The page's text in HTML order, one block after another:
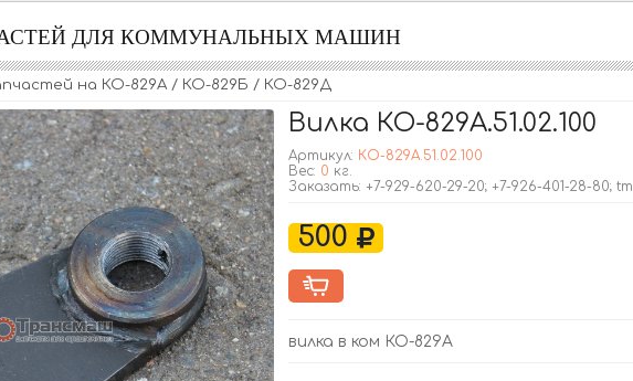
ДЛЯ КОММУНАЛЬНЫХ МАШИН
на КО-829А / КО-829Б / КО-829Д
Вилка КО-829А.51.02.100
Артикул: КО-829А.51.02.100
Вес: 0 кг.
Заказать: +7-929-620-29-20; +7-926-401-28-80;
500
вилка в ком КО-829А